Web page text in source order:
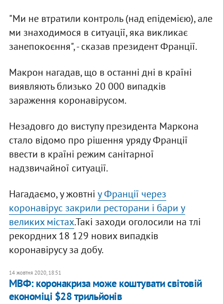
"Ми не втратили контроль (над епідемією), але
ми знаходимося в ситуації, яка викликає
занепокоєння", - сказав президент Франції.
Макрон нагадав, що в останні дні в країні
виявляють близько 20 000 випадків
зараження коронавірусом.
Незадовго до виступу президента Маркона
стало відомо про рішення уряду Франції
ввести в країні режим санітарної
надзвичайної ситуації.
Нагадаємо, у жовтні у Франції через
коронавірус закрили ресторани і бари у
великих містах.Такі заходи оголосили на тлі
рекордних 18 129 нових випадків
коронавірусу за добу.
14 жовтня 2020, 18:51
МВФ: коронакриза може коштувати світовій
економіці $28 трильйонів